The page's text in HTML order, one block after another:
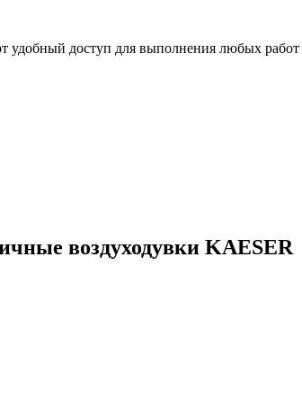
удобный доступ для выполнения любых
воздуходувки KAESER